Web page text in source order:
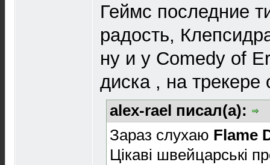
Геймс последние
радость,
ну и у Comedy of
диска , на трекере
alex-rael писал(а):
Зараз слухаю Flame
Цікаві швейцарські